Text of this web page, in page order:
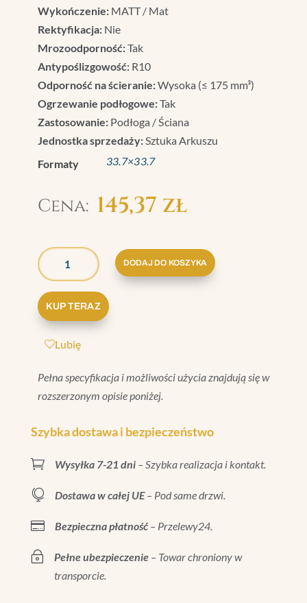
Wykończenie:MATT / Mat
Rektyfikacja:Nie
Mrozoodporność:Tak
Antypoślizgowość:R10
Odporność na ścieranie:Wysoka (≤ 175 mm³)
Ogrzewanie podłogowe:Tak
Zastosowanie:Podłoga / Ściana
Jednostka sprzedaży:Sztuka Arkuszu
Formaty
33.7×33.7
145,37 zł
GRAZIA
BRERA
MOSAICO
SALE
33,7X33,7
DODAJ DO KOSZYKA
KUP TERAZ
Lubię
Pełna specyfikacja i możliwości użycia znajdują się w
rozszerzonym opisie poniżej.
Szybka dostawa i bezpieczeństwo
 Wysyłka 7-21 dni– Szybka realizacja i kontakt.
 Dostawa w całej UE– Pod same drzwi.
 Bezpieczna płatność– Przelewy24.
~ Pełne ubezpieczenie– Towar chroniony w
transporcie.